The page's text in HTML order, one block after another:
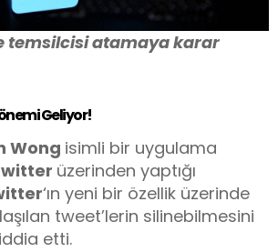
temsilcisi atamaya karar
Geliyor!
Wong isimli bir uygulama
üzerinden yaptığı
‘ın yeni bir özellik üzerinde
tweet’lerin silinebilmesini
etti.